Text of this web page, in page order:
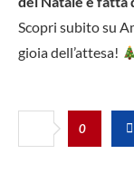
Scopri subito su
gioia dell’attesa!
0